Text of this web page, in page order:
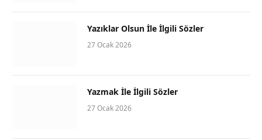
Yazıklar Olsun İle İlgili Sözler
27 Ocak 2026
Yazmak İle İlgili Sözler
27 Ocak 2026